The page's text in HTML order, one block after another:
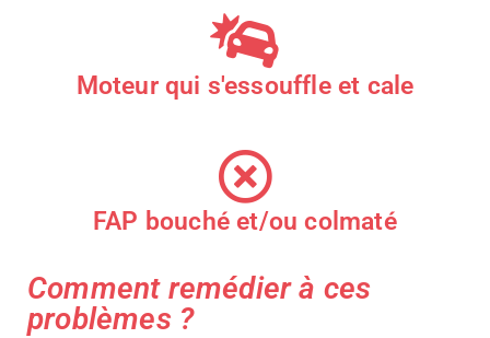
Moteur qui s'essouffle et cale
FAP bouché et/ou colmaté
Comment remédier à ces
problèmes ?